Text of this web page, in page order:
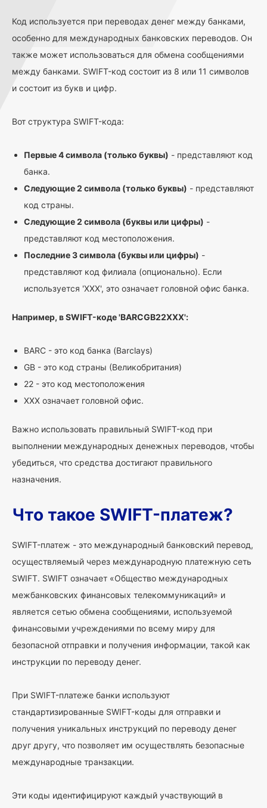
Код используется при переводах денег между банками,
особенно для международных банковских переводов. Он
также может использоваться для обмена сообщениями
между банками. SWIFT-код состоит из 8 или 11 символов
и состоит из букв и цифр.
Вот структура SWIFT-кода:
Первые 4 символа (только буквы) - представляют код
банка.
Следующие 2 символа (только буквы) - представляют
код страны.
Следующие 2 символа (буквы или цифры) -
представляют код местоположения.
Последние 3 символа (буквы или цифры) -
представляют код филиала (опционально). Если
используется 'XXX', это означает головной офис банка.
Например, в SWIFT-коде 'BARCGB22XXX':
BARC - это код банка (Barclays)
GB - это код страны (Великобритания)
22 - это код местоположения
XXX означает головной офис.
Важно использовать правильный SWIFT-код при
выполнении международных денежных переводов, чтобы
убедиться, что средства достигают правильного
назначения.
Что такое SWIFT-платеж?
SWIFT-платеж - это международный банковский перевод,
осуществляемый через международную платежную сеть
SWIFT. SWIFT означает «Общество международных
межбанковских финансовых телекоммуникаций» и
является сетью обмена сообщениями, используемой
финансовыми учреждениями по всему миру для
безопасной отправки и получения информации, такой как
инструкции по переводу денег.
При SWIFT-платеже банки используют
стандартизированные SWIFT-коды для отправки и
получения уникальных инструкций по переводу денег
друг другу, что позволяет им осуществлять безопасные
международные транзакции.
Эти коды идентифицируют каждый участвующий в